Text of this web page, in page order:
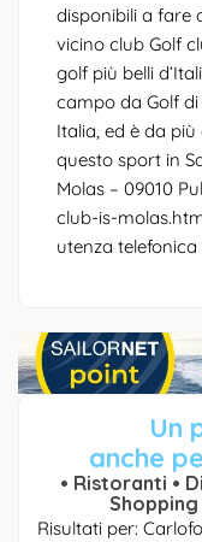
disponibili a fare
vicino club Golf
golf più belli
campo da Golf
Italia, ed è da
questo sport in
Molas – 09010
club-is-
utenza telefonica
Un
anche
• Ristoranti •
Shopping
Risultati per: